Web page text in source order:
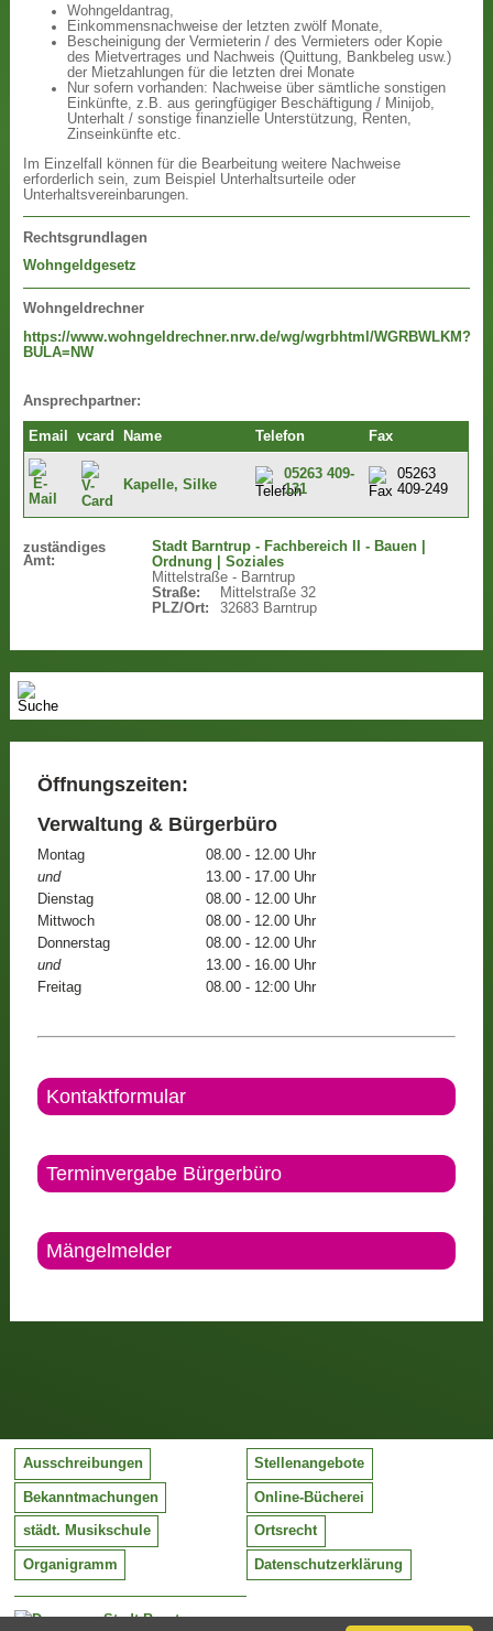
Wohngeldantrag,
Einkommensnachweise der letzten zwölf Monate,
Bescheinigung der Vermieterin / des Vermieters oder Kopie
des Mietvertrages und Nachweis (Quittung, Bankbeleg usw.)
der Mietzahlungen für die letzten drei Monate
Nur sofern vorhanden: Nachweise über sämtliche sonstigen
Einkünfte, z.B. aus geringfügiger Beschäftigung / Minijob,
Unterhalt / sonstige finanzielle Unterstützung, Renten,
Zinseinkünfte etc.
Im Einzelfall können für die Bearbeitung weitere Nachweise
erforderlich sein, zum Beispiel Unterhaltsurteile oder
Unterhaltsvereinbarungen.
Rechtsgrundlagen
Wohngeldgesetz
Wohngeldrechner
https://www.wohngeldrechner.nrw.de/wg/wgrbhtml/WGRBWLKM?
BULA=NW
Ansprechpartner:
Email vcard Name Telefon Fax
Kapelle, Silke
05263 409-
131
05263
409-249
zuständiges
Amt:
Stadt Barntrup - Fachbereich II - Bauen |
Ordnung | Soziales
Mittelstraße - Barntrup
Straße:
Mittelstraße 32
PLZ/Ort:
32683 Barntrup
Öffnungszeiten:
Verwaltung & Bürgerbüro
Montag
08.00 - 12.00 Uhr
und
13.00 - 17.00 Uhr
Dienstag
08.00 - 12.00 Uhr
Mittwoch
08.00 - 12.00 Uhr
Donnerstag
08.00 - 12.00 Uhr
und
13.00 - 16.00 Uhr
Freitag
08.00 - 12:00 Uhr
Kontaktformular
Terminvergabe Bürgerbüro
Mängelmelder
Stadt Barntrup
Ausschreibungen Stellenangebote
Bekanntmachungen Online-Bücherei
städt. Musikschule Ortsrecht
Organigramm Datenschutzerklärung